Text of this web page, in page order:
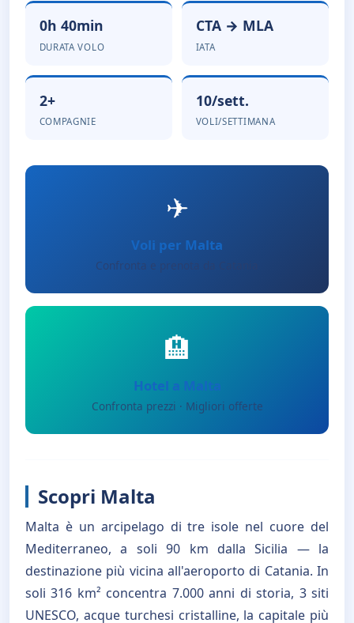
0h 40min
DURATA VOLO
CTA → MLA
IATA
2+
COMPAGNIE
10/sett.
VOLI/SETTIMANA
✈
Voli per Malta
Confronta e prenota da Catania
🏨
Hotel a Malta
Confronta prezzi · Migliori offerte
Scopri Malta
Malta è un arcipelago di tre isole nel cuore del
Mediterraneo, a soli 90 km dalla Sicilia — la
destinazione più vicina all'aeroporto di Catania. In
soli 316 km² concentra 7.000 anni di storia, 3 siti
UNESCO, acque turchesi cristalline, la capitale più